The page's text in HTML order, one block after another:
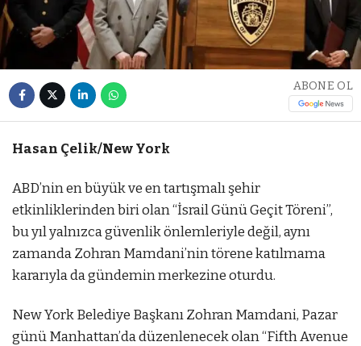
ABONE OL
Hasan Çelik/New York
ABD’nin en büyük ve en tartışmalı şehir
etkinliklerinden biri olan “İsrail Günü Geçit Töreni”,
bu yıl yalnızca güvenlik önlemleriyle değil, aynı
zamanda Zohran Mamdani’nin törene katılmama
kararıyla da gündemin merkezine oturdu.
New York Belediye Başkanı Zohran Mamdani, Pazar
günü Manhattan’da düzenlenecek olan “Fifth Avenue